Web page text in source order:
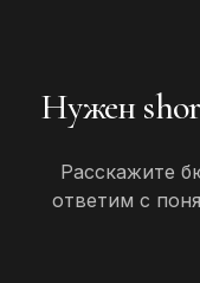
Нужен
Расскажите
ответим с